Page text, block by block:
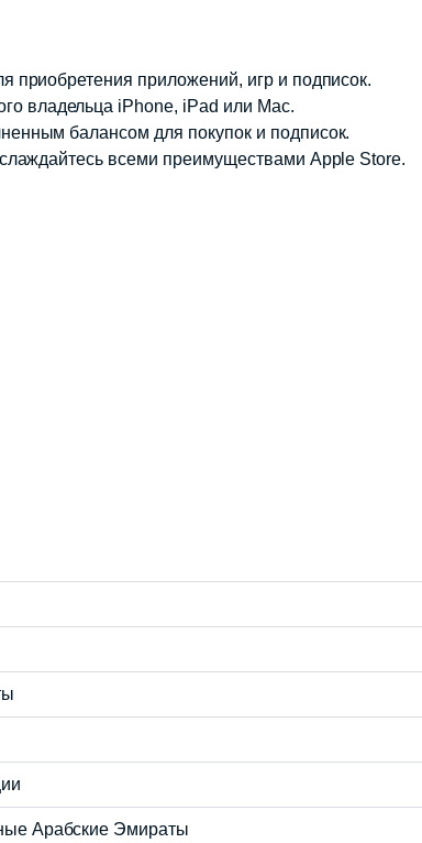
приобретения приложений, игр и подписок.
владельца iPhone, iPad или Mac.
балансом для покупок и подписок.
всеми преимуществами Apple Store.
Арабские Эмираты